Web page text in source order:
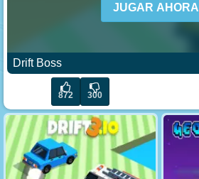
JUGAR AHORA
Drift Boss
872 300